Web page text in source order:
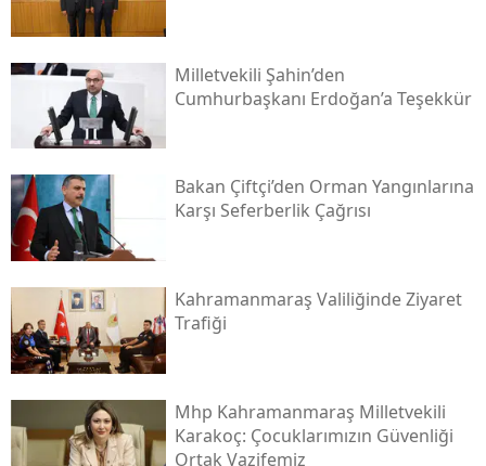
Milletvekili Şahin’den
Cumhurbaşkanı Erdoğan’a Teşekkür
Bakan Çiftçi’den Orman Yangınlarına
Karşı Seferberlik Çağrısı
Kahramanmaraş Valiliğinde Ziyaret
Trafiği
Mhp Kahramanmaraş Milletvekili
Karakoç: Çocuklarımızın Güvenliği
Ortak Vazifemiz